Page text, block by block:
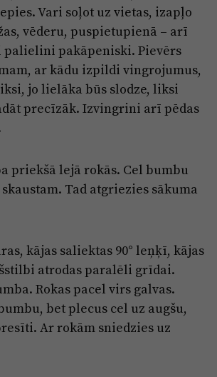
Vari soļot uz vietas, izapļo
vēderu, puspietupienā – arī
palielini pakāpeniski. Pievērs
ar kādu izpildi vingrojumus,
jo lielāka būs slodze, liksi
precīzāk. Izvingrini arī pēdas
priekšā lejā rokās. Cel bumbu
Tad atgriezies sākuma
kājas saliektas 90° leņķī, kājas
atrodas paralēli grīdai.
Rokas pacel virs galvas.
bet plecus cel uz augšu,
Ar rokām sniedzies uz